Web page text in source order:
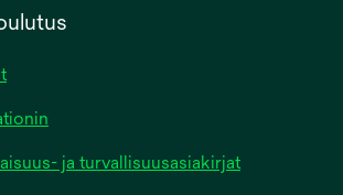
ja turvallisuusasiakirjat